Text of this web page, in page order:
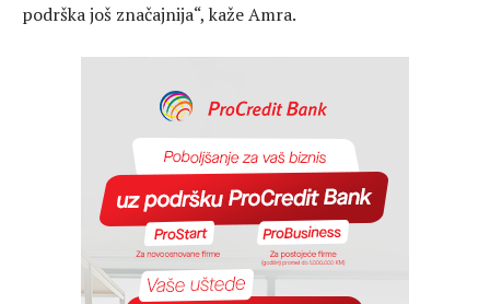
podrška još značajnija“, kaže Amra.